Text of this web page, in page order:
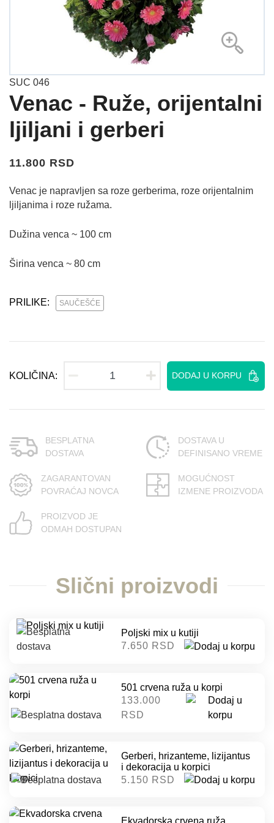
SUC 046
Venac - Ruže, orijentalni
ljiljani i gerberi
11.800 RSD
Venac je napravljen sa roze gerberima, roze orijentalnim
ljiljanima i roze ružama.
Dužina venca ~ 100 cm
Širina venca ~ 80 cm
PRILIKE: SAUČEŠĆE
KOLIČINA: DODAJ U KORPU
BESPLATNA
DOSTAVA
DOSTAVA U
DEFINISANO VREME
ZAGARANTOVAN
POVRAĆAJ NOVCA
MOGUĆNOST
IZMENE PROIZVODA
PROIZVOD JE
ODMAH DOSTUPAN
Slični proizvodi
Poljski mix u kutiji
7.650 RSD
501 crvena ruža u korpi
133.000
RSD
Gerberi, hrizanteme, lizijantus
i dekoracija u korpici
5.150 RSD